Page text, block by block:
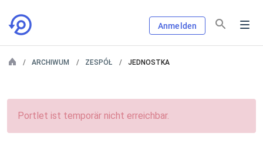
Anmelden
ARCHIWUM ZESPÓŁ JEDNOSTKA
Portlet ist temporär nicht erreichbar.